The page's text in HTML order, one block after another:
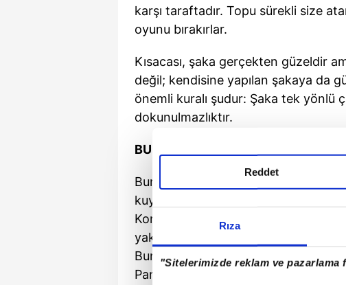
Rıza
"Sitelerimizde reklam ve pazarlama
Reddet
karşı taraftadır. Topu sürekli size
oyunu bırakırlar.
Kısacası, şaka gerçekten güzeldir
değil; kendisine yapılan şakaya da
önemli kuralı şudur: Şaka tek yönlü
dokunulmazlıktır.
BUNU
Bursa'da kar maskeli bir soyguncu,
kuyumcuyu tehdit ediyor ve altınları
Korkan kuyumcu altınları
yaklaşınca kuyumcu silahın plastik
Bunun üzerine çantayı bırakıp
Panikleyen soyguncu kaçıp